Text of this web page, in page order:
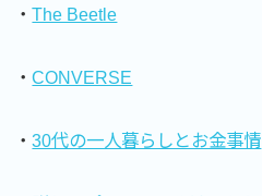
・The Beetle
・CONVERSE
・30代の一人暮らしとお金事情